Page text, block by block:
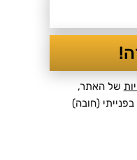
של האתר,
(חובה)